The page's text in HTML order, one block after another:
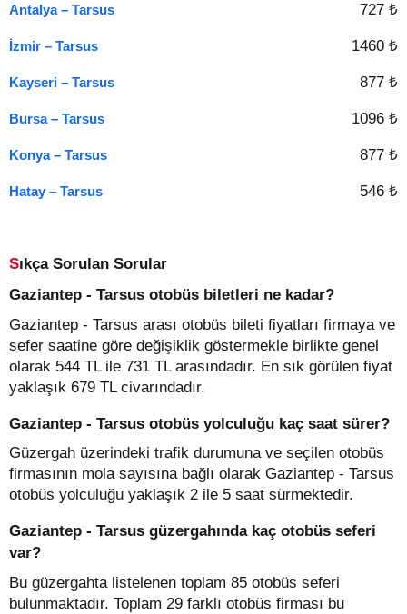
Antalya – Tarsus 727 ₺
İzmir – Tarsus 1460 ₺
Kayseri – Tarsus 877 ₺
Bursa – Tarsus 1096 ₺
Konya – Tarsus 877 ₺
Hatay – Tarsus 546 ₺
Sıkça Sorulan Sorular
Gaziantep - Tarsus otobüs biletleri ne kadar?
Gaziantep - Tarsus arası otobüs bileti fiyatları firmaya ve
sefer saatine göre değişiklik göstermekle birlikte genel
olarak 544 TL ile 731 TL arasındadır. En sık görülen fiyat
yaklaşık 679 TL civarındadır.
Gaziantep - Tarsus otobüs yolculuğu kaç saat sürer?
Güzergah üzerindeki trafik durumuna ve seçilen otobüs
firmasının mola sayısına bağlı olarak Gaziantep - Tarsus
otobüs yolculuğu yaklaşık 2 ile 5 saat sürmektedir.
Gaziantep - Tarsus güzergahında kaç otobüs seferi
var?
Bu güzergahta listelenen toplam 85 otobüs seferi
bulunmaktadır. Toplam 29 farklı otobüs firması bu